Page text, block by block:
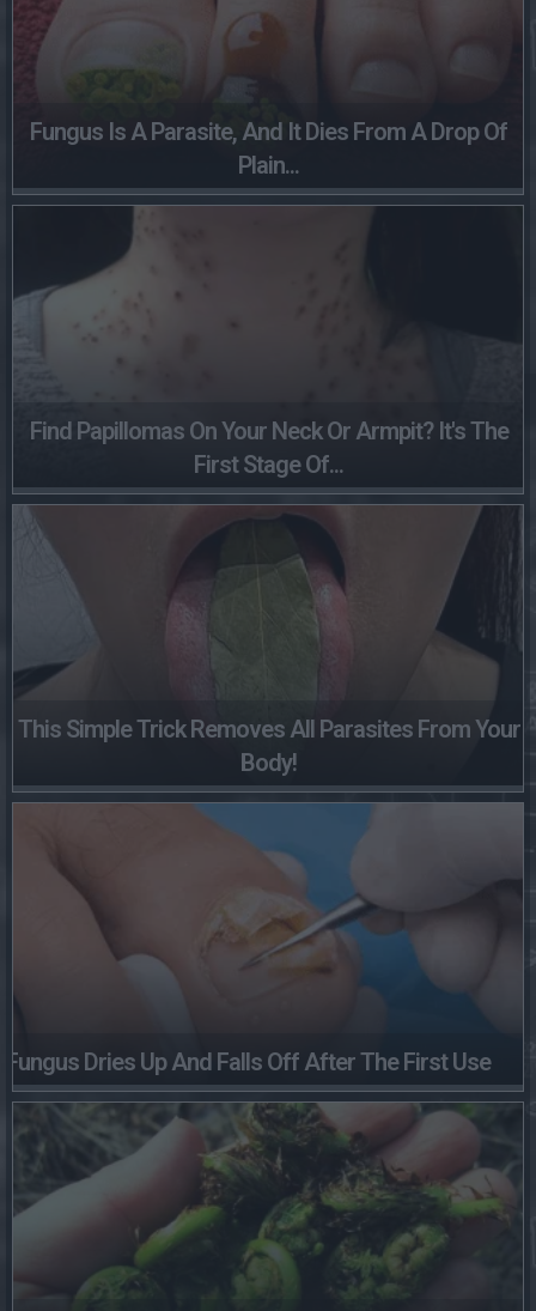
Fungus Is A Parasite, And It Dies From A Drop Of
Plain...
Find Papillomas On Your Neck Or Armpit? It's The
First Stage Of...
This Simple Trick Removes All Parasites From Your
Body!
Fungus Dries Up And Falls Off After The First Use